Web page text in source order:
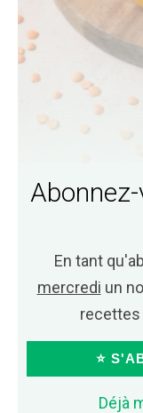
En tant
mercredi un
recettes
⭐
Déjà